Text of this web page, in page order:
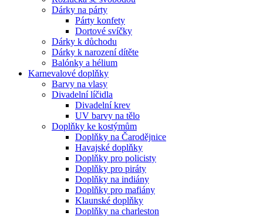
Dárky na párty
Párty konfety
Dortové svíčky
Dárky k důchodu
Dárky k narození dítěte
Balónky a hélium
Karnevalové doplňky
Barvy na vlasy
Divadelní líčidla
Divadelní krev
UV barvy na tělo
Doplňky ke kostýmům
Doplňky na Čarodějnice
Havajské doplňky
Doplňky pro policisty
Doplňky pro piráty
Doplňky na indiány
Doplňky pro mafiány
Klaunské doplňky
Doplňky na charleston